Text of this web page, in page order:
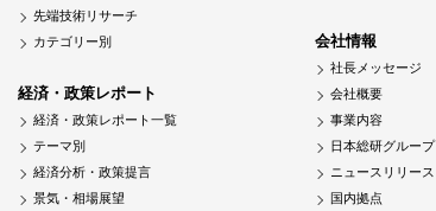
先端技術リサーチ
カテゴリー別
経済・政策レポート
経済・政策レポート一覧
テーマ別
経済分析・政策提言
景気・相場展望
会社情報
社長メッセージ
会社概要
事業内容
日本総研グループ
ニュースリリース
国内拠点